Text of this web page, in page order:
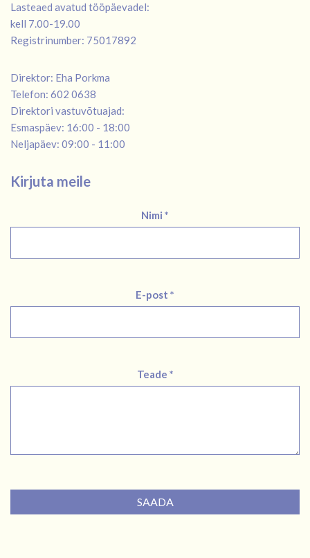
Lasteaed avatud tööpäevadel:
kell 7.00-19.00
Registrinumber: 75017892
Direktor: Eha Porkma
Telefon: 602 0638
Direktori vastuvõtuajad:
Esmaspäev: 16:00 - 18:00
Neljapäev: 09:00 - 11:00
Kirjuta meile
Nimi *
E-post *
Teade *
SAADA